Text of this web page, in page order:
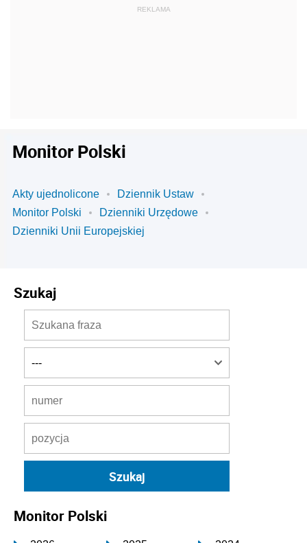
Monitor Polski
Akty ujednolicone
Dziennik Ustaw
Monitor Polski
Dzienniki Urzędowe
Dzienniki Unii Europejskiej
Szukaj
Monitor Polski